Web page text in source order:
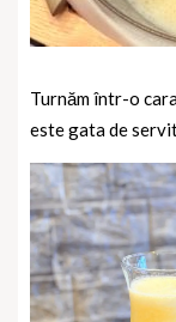
Turnăm într-o
este gata de